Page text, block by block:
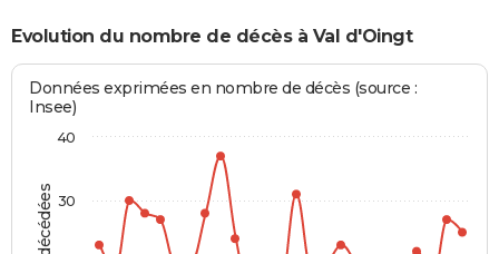
Evolution du nombre de décès à Val d'Oingt
Données exprimées en nombre de décès (source :
Insee)
30
40